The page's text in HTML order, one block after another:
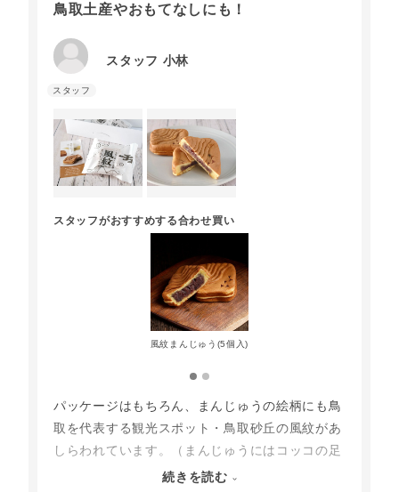
鳥取土産やおもてなしにも！
スタッフ 小林
スタッフがおすすめする合わせ買い
風紋まんじゅう(5個入)
パッケージはもちろん、まんじゅうの絵柄にも鳥
取を代表する観光スポット・鳥取砂丘の風紋があ
しらわれています。（まんじゅうにはコッコの足
跡も。ぜひ注目してみてください！）
続きを読む